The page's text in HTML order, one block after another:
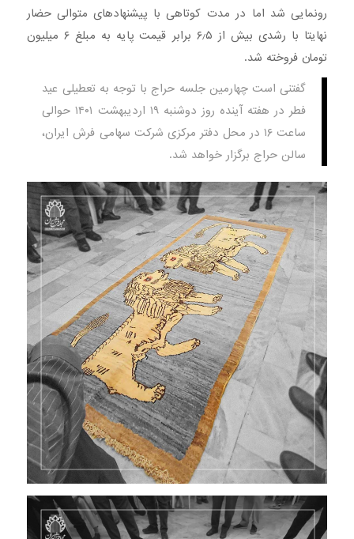
رونمایی شد اما در مدت کوتاهی با پیشنهادهای متوالی حضار
نهایتا با رشدی بیش از ۶٫۵ برابر قیمت پایه به مبلغ ۶ میلیون
تومان فروخته شد.
گفتنی است چهارمین جلسه حراج با توجه به تعطیلی عید
فطر در هفته آینده روز دوشنبه ۱۹ اردیبهشت ۱۴۰۱ حوالی
ساعت ۱۶ در محل دفتر مرکزی شرکت سهامی فرش ایران،
سالن حراج برگزار خواهد شد.